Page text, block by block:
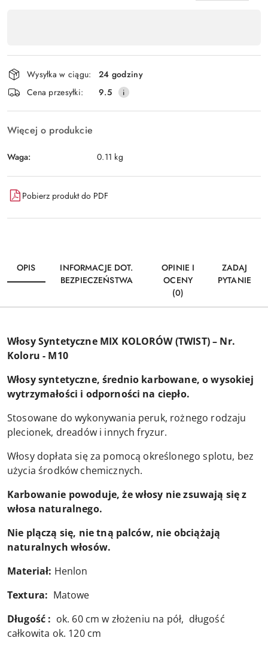
płatność
i
dostawa
Wysyłka w ciągu:
24 godziny
Cena przesyłki:
9.5
Więcej o produkcie
Waga: 0.11 kg
Pobierz produkt do PDF
OPIS
INFORMACJE DOT.
BEZPIECZEŃSTWA
OPINIE I
OCENY
(0)
ZADAJ
PYTANIE
Włosy Syntetyczne MIX KOLORÓW (TWIST) – Nr.
Koloru - M10
Włosy syntetyczne, średnio karbowane, o wysokiej
wytrzymałości i odporności na ciepło.
Stosowane do wykonywania peruk, rożnego rodzaju
plecionek, dreadów i innych fryzur.
Włosy dopłata się za pomocą określonego splotu, bez
użycia środków chemicznych.
Karbowanie powoduje, że włosy nie zsuwają się z
włosa naturalnego.
Nie plączą się, nie tną palców, nie obciążają
naturalnych włosów.
Materiał: Henlon
Textura: Matowe
Długość : ok. 60 cm w złożeniu na pół, długość
całkowita ok. 120 cm